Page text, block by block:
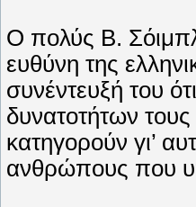
O πολύς B.
ευθύνη της
συνέντευξή του
δυνατοτήτων
κατηγορούν γι’
ανθρώπους που